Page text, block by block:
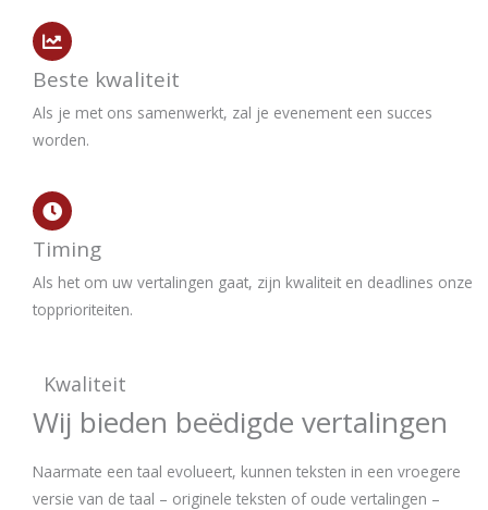
Beste kwaliteit
Als je met ons samenwerkt, zal je evenement een succes
worden.
Timing
Als het om uw vertalingen gaat, zijn kwaliteit en deadlines onze
topprioriteiten.
Kwaliteit
Wij bieden beëdigde vertalingen
Naarmate een taal evolueert, kunnen teksten in een vroegere
versie van de taal – originele teksten of oude vertalingen –